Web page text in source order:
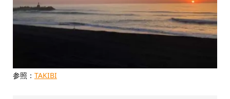
参照： TAKIBI